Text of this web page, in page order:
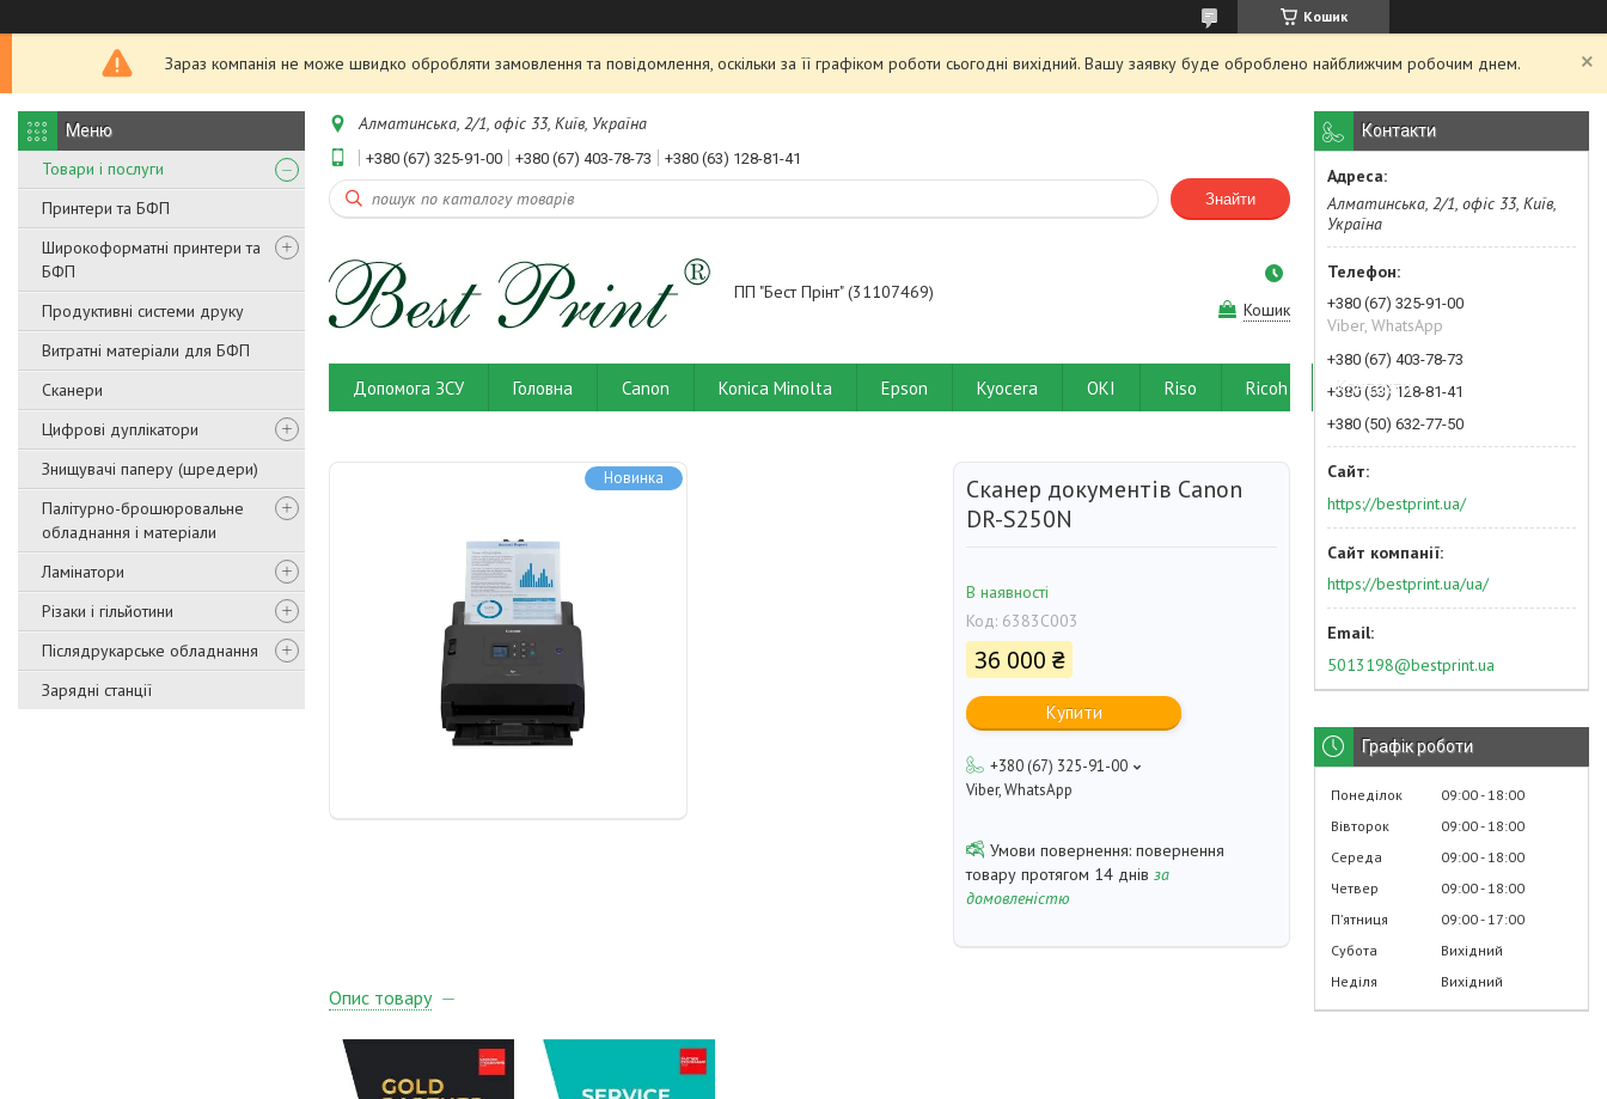
Кошик
Зараз компанія не може швидко обробляти замовлення та повідомлення, оскільки за її графіком роботи сьогодні вихідний. Вашу заявку буде оброблено найближчим робочим днем.
Товари і послуги
Принтери та БФП
Широкоформатні принтери та
БФП
Продуктивні системи друку
Витратні матеріали для БФП
Сканери
Цифрові дуплікатори
Знищувачі паперу (шредери)
Палітурно-брошюровальне
обладнання і матеріали
Ламінатори
Різаки і гільйотини
Післядрукарське обладнання
Зарядні станції
Алматинська, 2/1, офіс 33, Київ, Україна
+380 (67) 325-91-00 +380 (67) 403-78-73 +380 (63) 128-81-41
Знайти
ПП "Бест Прінт" (31107469)
Кошик
Допомога ЗСУ Головна Canon Konica Minolta Epson Kyocera OKI Riso Ricoh Контакти
Новинка
Сканер документів Canon
DR-S250N
В наявності
Код: 6383C003
36 000 ₴
Купити
+380 (67) 325-91-00
Viber, WhatsApp
повернення
товару протягом 14 днів за
домовленістю
Опис товару
Контакти
Алматинська, 2/1, офіс 33, Київ,
Україна
+380 (67) 325-91-00
Viber, WhatsApp
+380 (67) 403-78-73
+380 (63) 128-81-41
+380 (50) 632-77-50
https://bestprint.ua/
https://bestprint.ua/ua/
5013198@bestprint.ua
Графік роботи
Понеділок 09:00 18:00
Вівторок
09:00 18:00
Середа
09:00 18:00
Четвер
09:00 18:00
Пʼятниця
09:00 17:00
Субота
Вихідний
Неділя
Вихідний